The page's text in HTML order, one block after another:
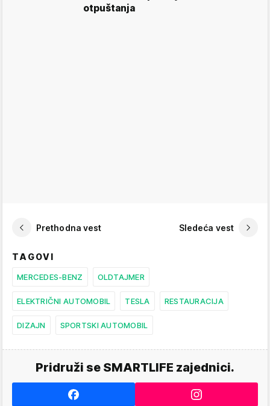
otpuštanja
Prethodna vest Sledeća vest
TAGOVI
MERCEDES-BENZ OLDTAJMER
ELEKTRIČNI AUTOMOBIL TESLA RESTAURACIJA
DIZAJN SPORTSKI AUTOMOBIL
Pridruži se SMARTLIFE zajednici.